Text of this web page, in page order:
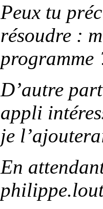
Peux tu
résoudre :
programme
D’autre
appli
je
En